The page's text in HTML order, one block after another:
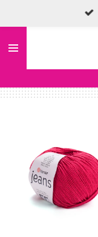
Hauptinhalt
springen